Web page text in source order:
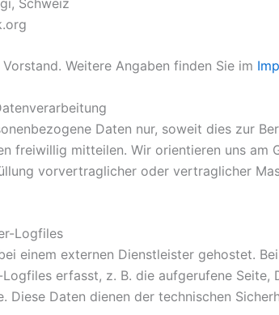
Weitere Angaben finden Sie im
Daten nur, soweit dies zur
freiwillig mitteilen. Wir orientieren uns am
vorvertraglicher oder vertraglicher
Logfiles
einem externen Dienstleister gehostet.
Logfiles erfasst, z. B. die aufgerufene
Diese Daten dienen der technischen